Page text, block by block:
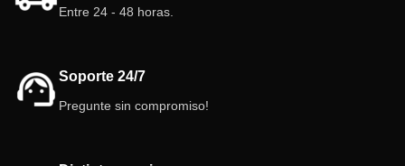
Entre 24 - 48 horas.
Soporte 24/7
Pregunte sin compromiso!